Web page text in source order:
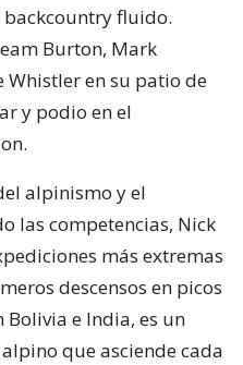
backcountry fluido.
Burton, Mark
en su patio de
y podio en el
alpinismo y el
las competencias, Nick
más extremas
descensos en picos
Bolivia e India, es un
que asciende cada